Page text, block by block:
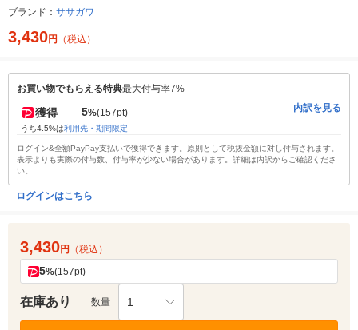
ブランド： ササガワ
3,430円 （税込）
お買い物でもらえる特典最大付与率7%
獲得 5%(157pt)
うち4.5%は利用先・期間限定
内訳を見る
ログイン&全額PayPay支払いで獲得できます。原則として税抜金額に対し付与されます。
表示よりも実際の付与数、付与率が少ない場合があります。詳細は内訳からご確認くださ
い。
ログインはこちら
3,430円 （税込）
5%(157pt)
在庫あり 数量 1